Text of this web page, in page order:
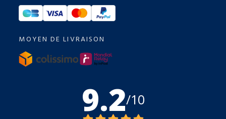
MOYEN DE LIVRAISON
9.2/10